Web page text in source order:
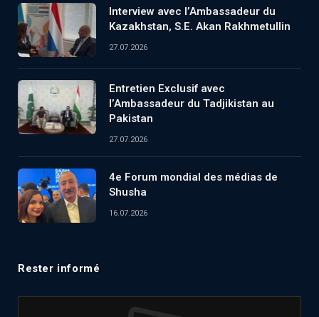
Interview avec l’Ambassadeur du
Kazakhstan, S.E. Akan Rakhmetullin
27.07.2026
Entretien Exclusif avec
l’Ambassadeur du Tadjikistan au
Pakistan
27.07.2026
4e Forum mondial des médias de
Shusha
16.07.2026
Rester informé